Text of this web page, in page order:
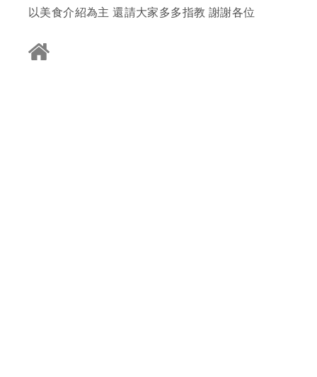
以美食介紹為主 還請大家多多指教 謝謝各位